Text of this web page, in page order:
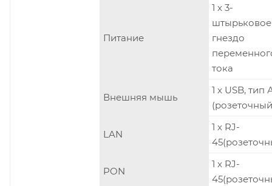
Питание
1 x 3-
штырьковое
гнездо
тока
Внешняя мышь
1 x USB, тип
LAN
1 x RJ-
PON
1 x RJ-